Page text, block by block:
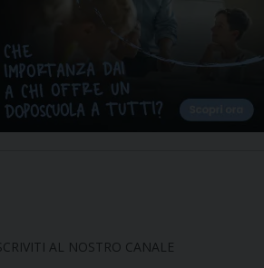
AL NOSTRO CANALE